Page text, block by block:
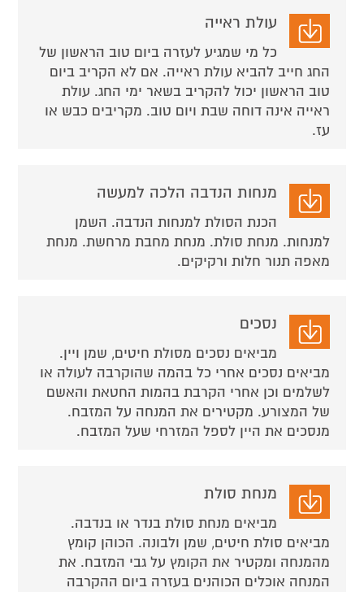
עולת ראייה
כל מי שמגיע לעזרה ביום טוב הראשון של
החג חייב להביא עולת ראייה. אם לא הקריב ביום
טוב הראשון יכול להקריב בשאר ימי החג. עולת
ראייה אינה דוחה שבת ויום טוב. מקריבים כבש או
עז.
מנחות הנדבה הלכה למעשה
הכנת הסולת למנחות הנדבה. השמן
למנחות. מנחת סולת. מנחת מחבת מרחשת. מנחת
מאפה תנור חלות ורקיקים.
נסכים
מביאים נסכים מסולת חיטים, שמן ויין.
מביאים נסכים אחרי כל בהמה שהוקרבה לעולה או
לשלמים וכן אחרי הקרבת בהמות החטאת והאשם
של המצורע. מקטירים את המנחה על המזבח.
מנסכים את היין לספל המזרחי שעל המזבח.
מנחת סולת
מביאים מנחת סולת בנדר או בנדבה.
מביאים סולת חיטים, שמן ולבונה. הכוהן קומץ
מהמנחה ומקטיר את הקומץ על גבי המזבח. את
המנחה אוכלים הכוהנים בעזרה ביום ההקרבה